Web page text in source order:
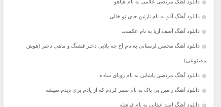
دانلود آهنگ مرتضی غلامی به نام هیاهو
دانلود آهنگ آفو به نام نازنین جای تو خالی
دانلود آهنگ آصف آریا به نام عکست
دانلود آهنگ محسن لرستانی به نام آخ چه بلایی دختر قشنگ و ماهی دختر (هوش
مصنوعی)
دانلود آهنگ مرتضی پاشایی به نام رویای ساده
دانلود آهنگ رامین بی باک به نام سفر کردم که از یادم بری دیدم نمیشه
دانلود آهنگ امید عقابی به نام فرشته